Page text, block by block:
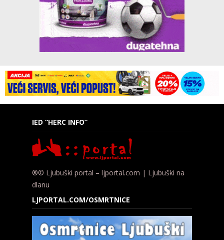
IED “HERC INFO”
®© Ljubuški portal – ljportal.com | Ljubuški na
dlanu
LJPORTAL.COM/OSMRTNICE